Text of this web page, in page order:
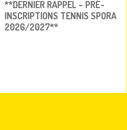
**DERNIER RAPPEL – PRÉ-
INSCRIPTIONS TENNIS SPORA
2026/2027**